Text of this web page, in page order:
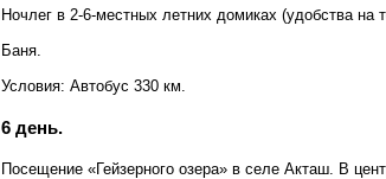
Ночлег в 2-6-местных летних домиках (удобства на
Баня.
Условия: Автобус 330 км.
6 день.
Посещение «Гейзерного озера» в селе Акташ. В